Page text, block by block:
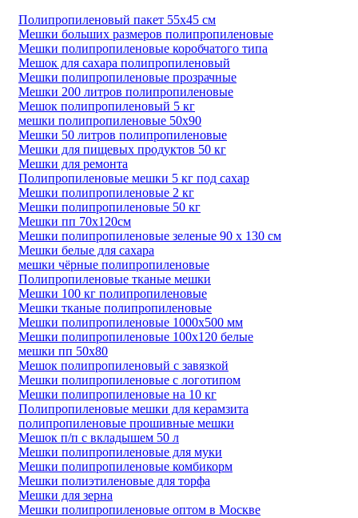
Полипропиленовый пакет 55х45 см
Мешки больших размеров полипропиленовые
Мешки полипропиленовые коробчатого типа
Мешок для сахара полипропиленовый
Мешки полипропиленовые прозрачные
Мешки 200 литров полипропиленовые
Мешок полипропиленовый 5 кг
мешки полипропиленовые 50х90
Мешки 50 литров полипропиленовые
Мешки для пищевых продуктов 50 кг
Мешки для ремонта
Полипропиленовые мешки 5 кг под сахар
Мешки полипропиленовые 2 кг
Мешки полипропиленовые 50 кг
Мешки пп 70x120см
Мешки полипропиленовые зеленые 90 x 130 см
Мешки белые для сахара
мешки чёрные полипропиленовые
Полипропиленовые тканые мешки
Мешки 100 кг полипропиленовые
Мешки тканые полипропиленовые
Мешки полипропиленовые 1000х500 мм
Мешки полипропиленовые 100х120 белые
мешки пп 50х80
Мешок полипропиленовый с завязкой
Мешки полипропиленовые с логотипом
Мешки полипропиленовые на 10 кг
Полипропиленовые мешки для керамзита
полипропиленовые прошивные мешки
Мешок п/п с вкладышем 50 л
Мешки полипропиленовые для муки
Мешки полипропиленовые комбикорм
Мешки полиэтиленовые для торфа
Мешки для зерна
Мешки полипропиленовые оптом в Москве